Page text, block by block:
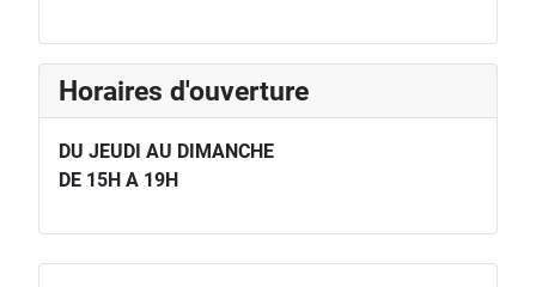
Horaires d'ouverture
DU JEUDI AU DIMANCHE
DE 15H A 19H